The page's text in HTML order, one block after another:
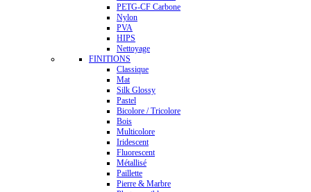
PETG-CF Carbone
Nylon
PVA
HIPS
Nettoyage
FINITIONS
Classique
Mat
Silk Glossy
Pastel
Bicolore / Tricolore
Bois
Multicolore
Iridescent
Fluorescent
Métallisé
Paillette
Pierre & Marbre